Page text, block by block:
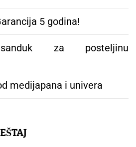
5 godina!
sanduk za posteljinu
medijapana i univera